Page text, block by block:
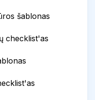
šablonas
checklist'as